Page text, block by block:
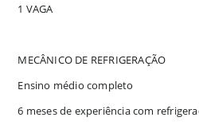
1 VAGA
MECÂNICO DE REFRIGERAÇÃO
Ensino médio completo
6 meses de experiência com